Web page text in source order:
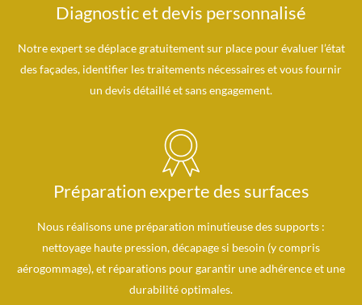
Diagnostic et devis personnalisé
Notre expert se déplace gratuitement sur place pour évaluer l’état
des façades, identifier les traitements nécessaires et vous fournir
un devis détaillé et sans engagement.
Préparation experte des surfaces
Nous réalisons une préparation minutieuse des supports :
nettoyage haute pression, décapage si besoin (y compris
aérogommage), et réparations pour garantir une adhérence et une
durabilité optimales.